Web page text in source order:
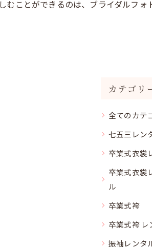
ことができるのは、ブライダルフォ
カテゴリ
全てのカテ
七五三レン
卒業式衣裳
卒業式衣裳
ル
卒業式袴
卒業式袴 レ
振袖レンタ